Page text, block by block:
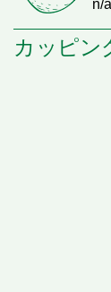
n/a
カッピン